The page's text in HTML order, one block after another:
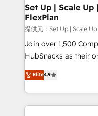
marketing,
design We connect people, data and technology to
improve customer
people, exciting
ensure revenue growth
team of 100+ experts is
growth |
Set Up | Scale
FlexPlan
提供元：Set Up | Scale
Join over 1,500
HubSnacks as their
Simple pay-as-you-
1️⃣ Set Up |
HubSpot portals 2️⃣ Scale Up | 100% HubSpot Task
Execution... Global 24/7 ...
Elite4.9